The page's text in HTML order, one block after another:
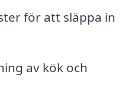
för att släppa in
av kök och